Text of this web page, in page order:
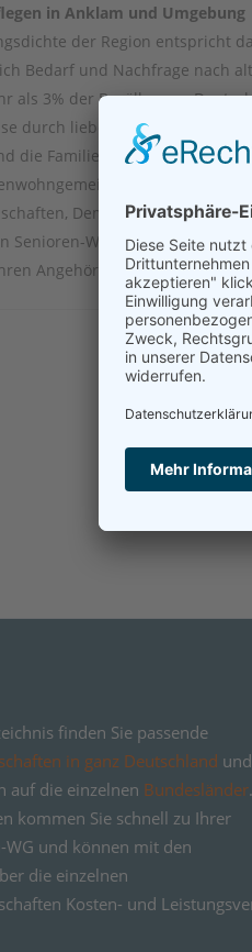
in Anklam und Umgebung
der Region entspricht
Bedarf und Nachfrage nach
als 3% der Bevölkerung
durch liebevolle Angehörige
die Familie überfordert ist,
Demenz-
Senioren-
Angehörigen einen
finden Sie passende
in ganz Deutschland und
auf die einzelnen Bundesländer
kommen Sie schnell zu Ihrer
WG und können mit den
die einzelnen
Kosten- und